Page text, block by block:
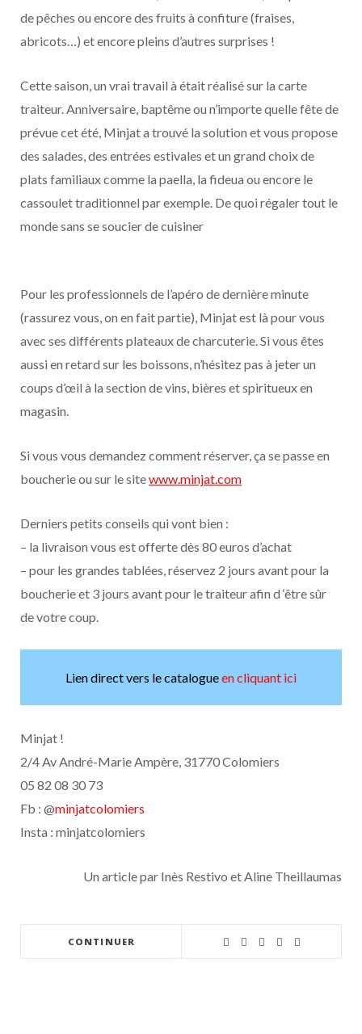
de pêches ou encore des fruits à confiture (fraises,
abricots…) et encore pleins d’autres surprises !
Cette saison, un vrai travail à était réalisé sur la carte
traiteur. Anniversaire, baptême ou n’importe quelle fête de
prévue cet été, Minjat a trouvé la solution et vous propose
des salades, des entrées estivales et un grand choix de
plats familiaux comme la paella, la fideua ou encore le
cassoulet traditionnel par exemple. De quoi régaler tout le
monde sans se soucier de cuisiner
Pour les professionnels de l’apéro de dernière minute
(rassurez vous, on en fait partie), Minjat est là pour vous
avec ses différents plateaux de charcuterie. Si vous êtes
aussi en retard sur les boissons, n’hésitez pas à jeter un
coups d’œil à la section de vins, bières et spiritueux en
magasin.
Si vous vous demandez comment réserver, ça se passe en
boucherie ou sur le sitewww.minjat.com
Derniers petits conseils qui vont bien :
– la livraison vous est offerte dès 80 euros d’achat
– pour les grandes tablées, réservez 2 jours avant pour la
boucherie et 3 jours avant pour le traiteur afin d ‘être sûr
de votre coup.
Lien direct vers le catalogueen cliquant ici
Minjat !
2/4 Av André-Marie Ampère, 31770 Colomiers
05 82 08 30 73
Fb : @minjatcolomiers
Insta : minjatcolomiers
Un article par Inès Restivo et Aline Theillaumas
CONTINUER